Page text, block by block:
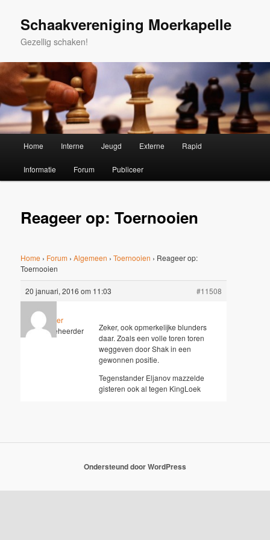
primaire
Schaakvereniging Moerkapelle
Gezellig schaken!
Home Interne Jeugd Externe Rapid
Informatie Forum Publiceer
Reageer op: Toernooien
Home › Forum › Algemeen › Toernooien › Reageer op:
Toernooien
20 januari, 2016 om 11:03 #11508
Wouter
Sleutelbeheerder
Zeker, ook opmerkelijke blunders
daar. Zoals een volle toren toren
weggeven door Shak in een
gewonnen positie.
Tegenstander Eljanov mazzelde
gisteren ook al tegen KingLoek
Ondersteund door WordPress